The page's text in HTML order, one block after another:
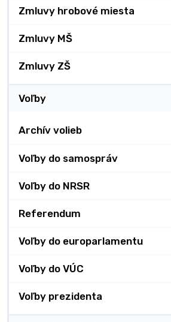
Zmluvy hrobové miesta
Zmluvy MŠ
Zmluvy ZŠ
Voľby
Archív volieb
Voľby do samospráv
Voľby do NRSR
Referendum
Voľby do europarlamentu
Voľby do VÚC
Voľby prezidenta